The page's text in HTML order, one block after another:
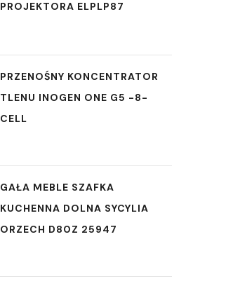
PROJEKTORA ELPLP87
PRZENOŚNY KONCENTRATOR
TLENU INOGEN ONE G5 -8-
CELL
GAŁA MEBLE SZAFKA
KUCHENNA DOLNA SYCYLIA
ORZECH D80Z 25947